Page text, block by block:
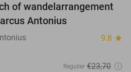
33%
of wandelarrangement
Antonius
9.8 star
Regulier €23,70